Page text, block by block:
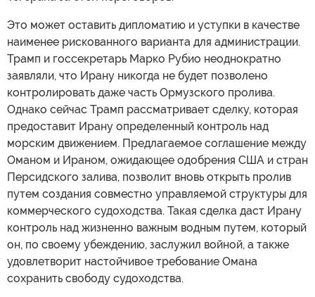
Это может оставить дипломатию и уступки в качестве
наименее рискованного варианта для администрации.
Трамп и госсекретарь Марко Рубио неоднократно
заявляли, что Ирану никогда не будет позволено
контролировать даже часть Ормузского пролива.
Однако сейчас Трамп рассматривает сделку, которая
предоставит Ирану определенный контроль над
морским движением. Предлагаемое соглашение между
Оманом и Ираном, ожидающее одобрения США и стран
Персидского залива, позволит вновь открыть пролив
путем создания совместно управляемой структуры для
коммерческого судоходства. Такая сделка даст Ирану
контроль над жизненно важным водным путем, который
он, по своему убеждению, заслужил войной, а также
удовлетворит настойчивое требование Омана
сохранить свободу судоходства.